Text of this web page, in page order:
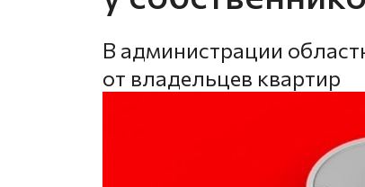
В администрации
от владельцев квартир